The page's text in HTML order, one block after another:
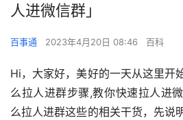
人进微信群」
百事通 2023年4月20日 08:46 百科
Hi，大家好，美好的一天从这里开
么拉人进群步骤,教你快速拉人进
么拉人进群这些的相关干货，先说